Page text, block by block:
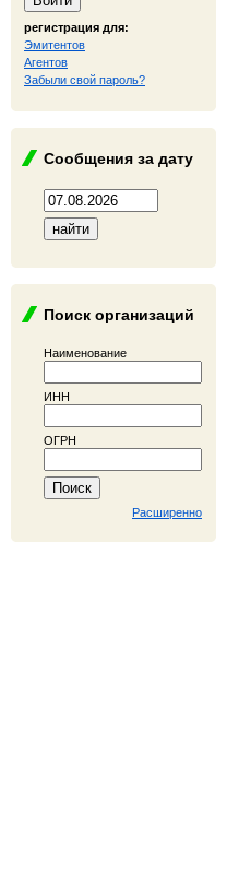
регистрация для:
Эмитентов
Агентов
Забыли свой пароль?
Сообщения за дату
Поиск организаций
Наименование
ИНН
ОГРН
Расширенно